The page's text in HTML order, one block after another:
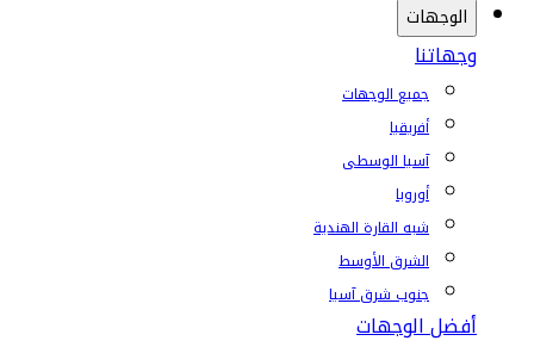
الوجهات
وجهاتنا
جميع الوجهات
أفريقيا
آسيا الوسطى
أوروبا
شبه القارة الهندية
الشرق الأوسط
جنوب شرق آسيا
أفضل الوجهات